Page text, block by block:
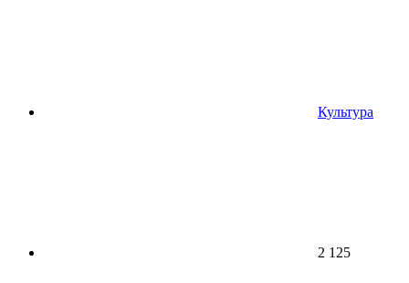
Культура
2 125